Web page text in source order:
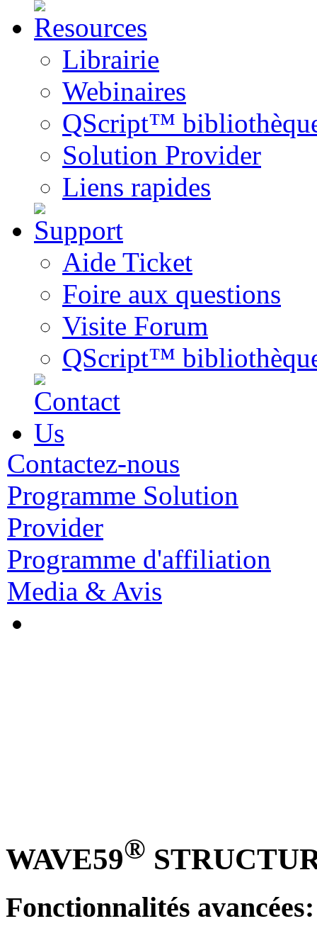
Librairie
Webinaires
QScript™
Solution Provider
Liens rapides
Aide Ticket
Foire aux questions
Visite Forum
QScript™
Contactez-nous
Programme Solution
Provider
Programme d'affiliation
Media & Avis
WAVE59®
Fonctionnalités avancées: